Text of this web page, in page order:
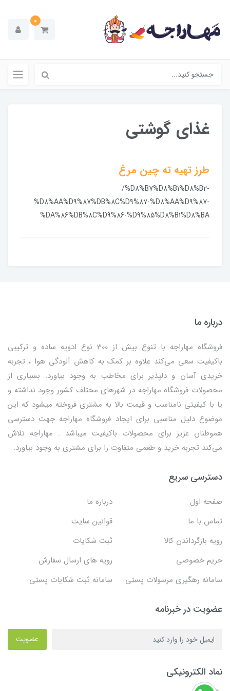
0
غذای گوشتی
طرز تهیه ته چین مرغ
/%D8%B7%D8%B1%D8%B2-
%D8%AA%D9%87%DB%8C%D9%87-%D8%AA%D9%87-
%DA%86%DB%8C%D9%86-%D9%85%D8%B1%D8%BA
درباره ما
فروشگاه مهاراجه با تنوع بیش از 300 نوع ادویه ساده و ترکیبی
باکیفیت سعی می‌کند علاوه بر کمک به کاهش آلودگی هوا ، تجربه
خریدی آسان و دلپذیر برای مخاطب به وجود بیاورد. بسیاری از
محصولات فروشگاه مهاراجه در شهرهای مختلف کشور وجود نداشته و
یا با کیفیتی نامناسب و قیمت بالا به مشتری فروخته میشود که این
موضوع دلیل مناسبی برای ایجاد فروشگاه مهاراجه جهت دسترسی
هموطنان عزیز برای محصولات باکیفیت میباشد . مهاراجه تلاش
می‌کند تجربه خرید و طعمی متفاوت را برای مشتری به وجود بیاورد.
دسترسی سریع
صفحه اول
درباره ما
تماس با ما
قوانین سایت
رویه بازگرداندن کالا
ثبت شکایات
حریم خصوصی
رویه های ارسال سفارش
سامانه رهگیری مرسولات پستی
سامانه ثبت شکایات پستی
عضویت در خبرنامه
عضویت
نماد الکترونیکی